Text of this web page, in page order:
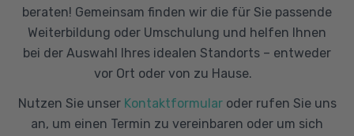
fördert kreatives und kritisches Denken,
was die Fähigkeit zur effektiven
Problemlösung und Entscheidungsfindung
verbessert.
beraten! Gemeinsam finden wir die für Sie passende
Weiterbildung oder Umschulung und helfen Ihnen
bei der Auswahl Ihres idealen Standorts – entweder
vor Ort oder von zu Hause.
Nutzen Sie unser Kontaktformularoder rufen Sie uns
an, um einen Termin zu vereinbaren oder um sich